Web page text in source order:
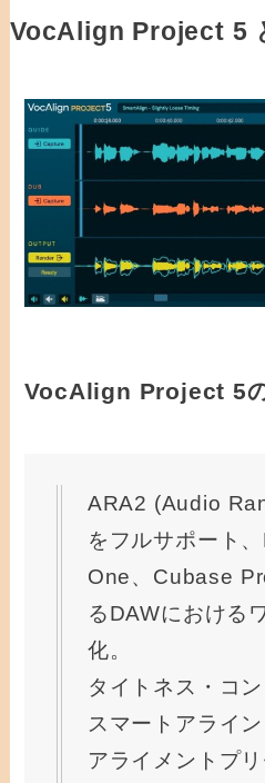
VocAlign Project 5
VocAlign Project 5
ARA2 (Audio
をフルサポート
One、Cubase
るDAWにおける
化。
タイトネス・コ
スマートアライン
アライメントプ